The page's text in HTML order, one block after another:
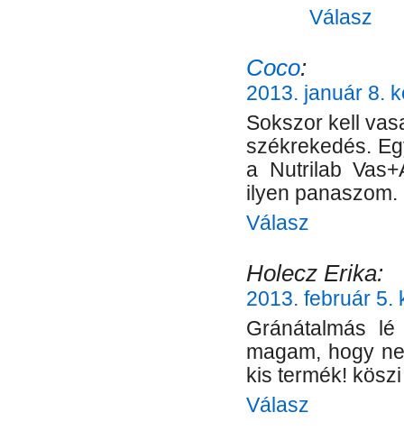
Válasz
Coco:
2013. január 8.
Sokszor kell
székrekedés.
a Nutrilab
ilyen panaszom.
Válasz
Holecz Erika:
2013. február 5.
Gránátalmás
magam, hogy
kis termék!
Válasz